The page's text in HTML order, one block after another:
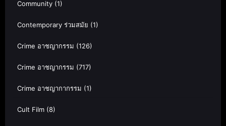
Community (1)
Contemporary ร่วมสมัย (1)
Crime อาชญากรรม (126)
Crime อาชญากรรม (717)
Crime อาชญากากรรม (1)
Cult Film (8)